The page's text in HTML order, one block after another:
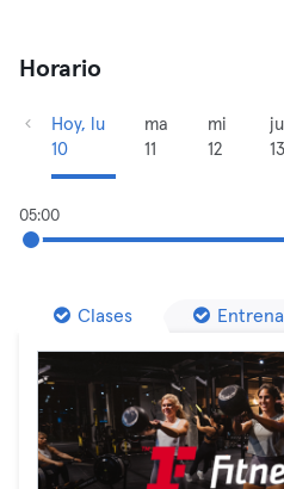
Horario
Hoy, lu
10
ma
11
mi
12
ju
13
05:00
Clases